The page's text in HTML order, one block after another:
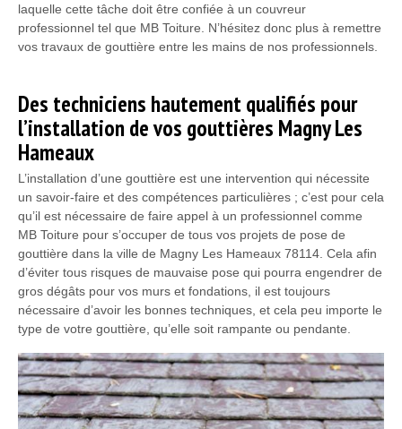
laquelle cette tâche doit être confiée à un couvreur
professionnel tel que MB Toiture. N’hésitez donc plus à remettre
vos travaux de gouttière entre les mains de nos professionnels.
Des techniciens hautement qualifiés pour
l’installation de vos gouttières Magny Les
Hameaux
L’installation d’une gouttière est une intervention qui nécessite
un savoir-faire et des compétences particulières ; c’est pour cela
qu’il est nécessaire de faire appel à un professionnel comme
MB Toiture pour s’occuper de tous vos projets de pose de
gouttière dans la ville de Magny Les Hameaux 78114. Cela afin
d’éviter tous risques de mauvaise pose qui pourra engendrer de
gros dégâts pour vos murs et fondations, il est toujours
nécessaire d’avoir les bonnes techniques, et cela peu importe le
type de votre gouttière, qu’elle soit rampante ou pendante.